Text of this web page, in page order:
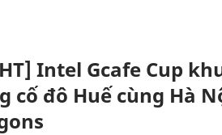
Intel Gcafe Cup
cố đô Huế cùng Hà